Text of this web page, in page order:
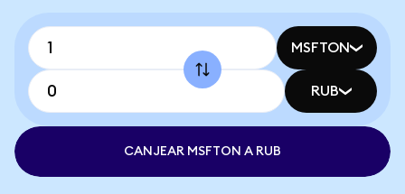
MSFTON
RUB
CANJEAR MSFTON A RUB